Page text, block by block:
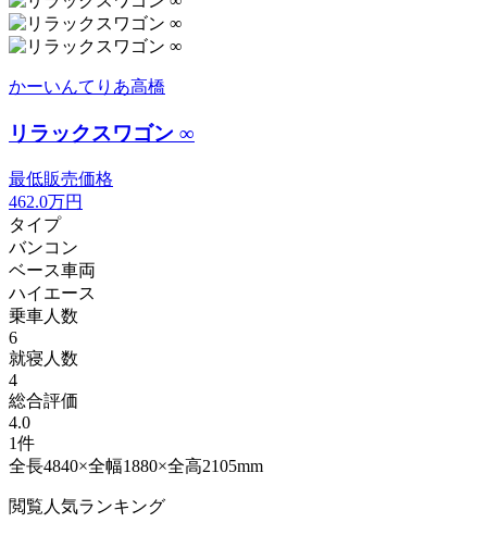
かーいんてりあ高橋
リラックスワゴン ∞
最低販売価格
462.0万円
タイプ
バンコン
ベース車両
ハイエース
乗車人数
6
就寝人数
4
総合評価
4.0
1件
全長4840×全幅1880×全高2105mm
閲覧人気ランキング